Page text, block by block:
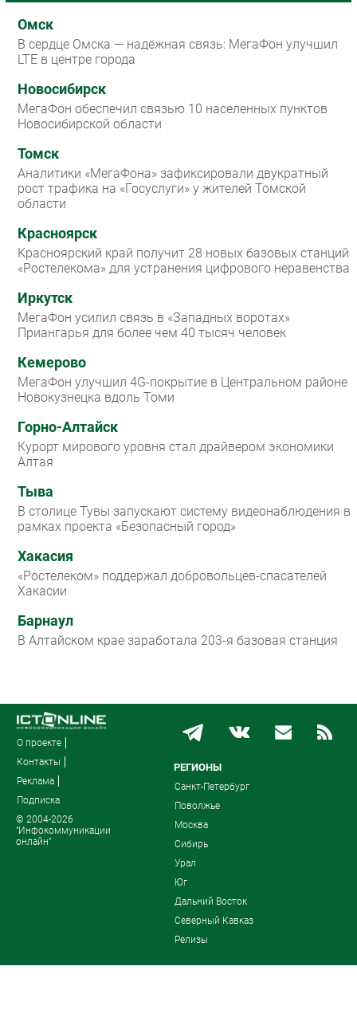
Омск
В сердце Омска — надёжная связь: МегаФон улучшил
LTE в центре города
Новосибирск
МегаФон обеспечил связью 10 населенных пунктов
Новосибирской области
Томск
Аналитики «МегаФона» зафиксировали двукратный
рост трафика на «Госуслуги» у жителей Томской
области
Красноярск
Красноярский край получит 28 новых базовых станций
«Ростелекома» для устранения цифрового неравенства
Иркутск
МегаФон усилил связь в «Западных воротах»
Приангарья для более чем 40 тысяч человек
Кемерово
МегаФон улучшил 4G-покрытие в Центральном районе
Новокузнецка вдоль Томи
Горно-Алтайск
Курорт мирового уровня стал драйвером экономики
Алтая
Тыва
В столице Тувы запускают систему видеонаблюдения в
рамках проекта «Безопасный город»
Хакасия
«Ростелеком» поддержал добровольцев-спасателей
Хакасии
Барнаул
В Алтайском крае заработала 203-я базовая станция
О проекте
Контакты
Реклама
Подписка
© 2004-2026
"Инфокоммуникации
онлайн"
РЕГИОНЫ
Санкт-Петербург
Поволжье
Москва
Сибирь
Урал
Юг
Дальний Восток
Северный Кавказ
Релизы